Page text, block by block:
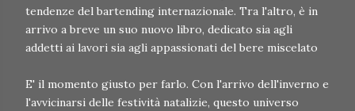
tendenze del bartending internazionale. Tra l'altro, è in
arrivo a breve un suo nuovo libro, dedicato sia agli
addetti ai lavori sia agli appassionati del bere miscelato
E' il momento giusto per farlo. Con l'arrivo dell'inverno e
l'avvicinarsi delle festività natalizie, questo universo